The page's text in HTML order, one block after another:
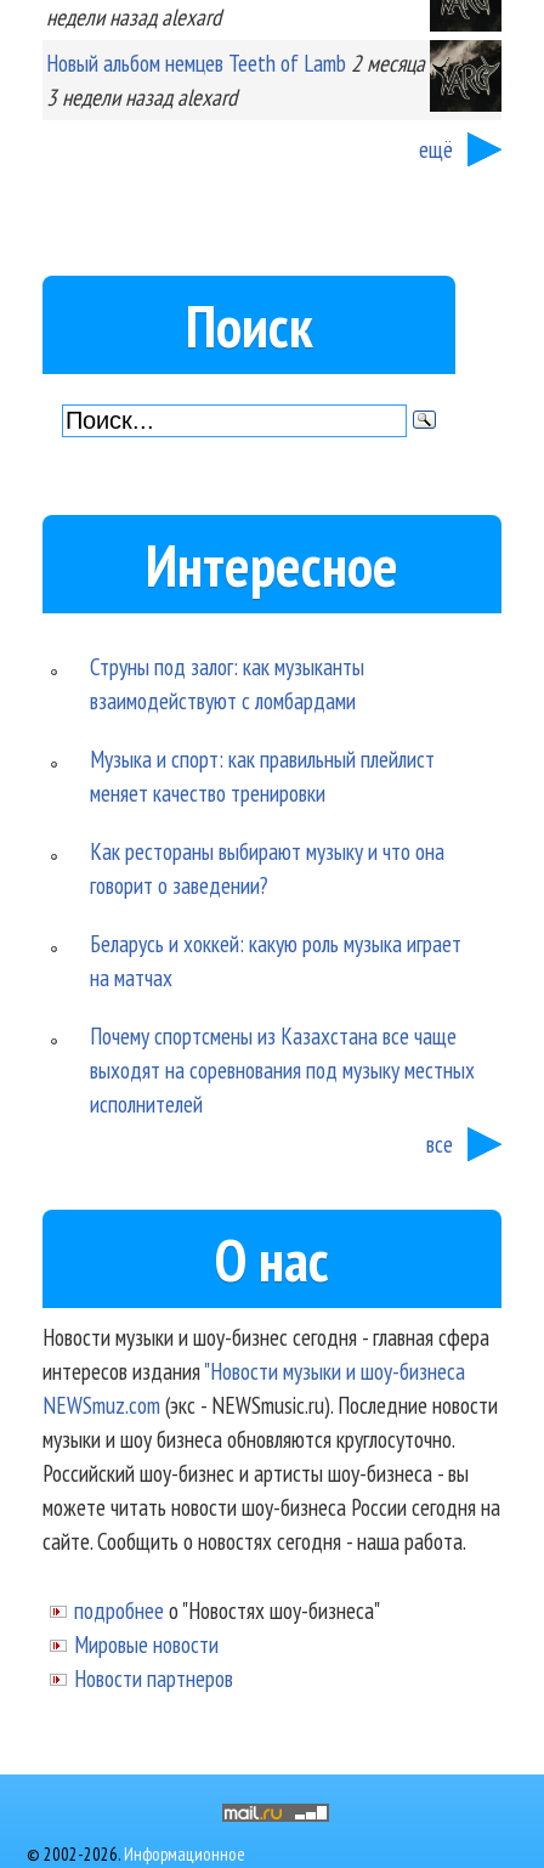
неделиназад alexard
Новый альбом немцев Teeth of Lamb 2 месяца
3 неделиназад alexard
ещё
Поиск
Интересное
Струны под залог: как музыканты
взаимодействуют с ломбардами
Музыка и спорт: как правильный плейлист
меняет качество тренировки
Как рестораны выбирают музыку и что она
говорит о заведении?
Беларусь и хоккей: какую роль музыка играет
на матчах
Почему спортсмены из Казахстана все чаще
выходят на соревнования под музыку местных
исполнителей
все
О нас
Новости музыки и шоу-бизнес сегодня - главная сфера
интересов издания"Новости музыки и шоу-бизнеса
NEWSmuz.com(экс - NEWSmusic.ru). Последние новости
музыки и шоу бизнеса обновляются круглосуточно.
Российский шоу-бизнес и артисты шоу-бизнеса - вы
можете читать новости шоу-бизнеса России сегодня на
сайте. Сообщить о новостях сегодня - наша работа.
подробнее о "Новостях шоу-бизнеса"
Мировые новости
Новости партнеров
© 2002-2026.Информационное